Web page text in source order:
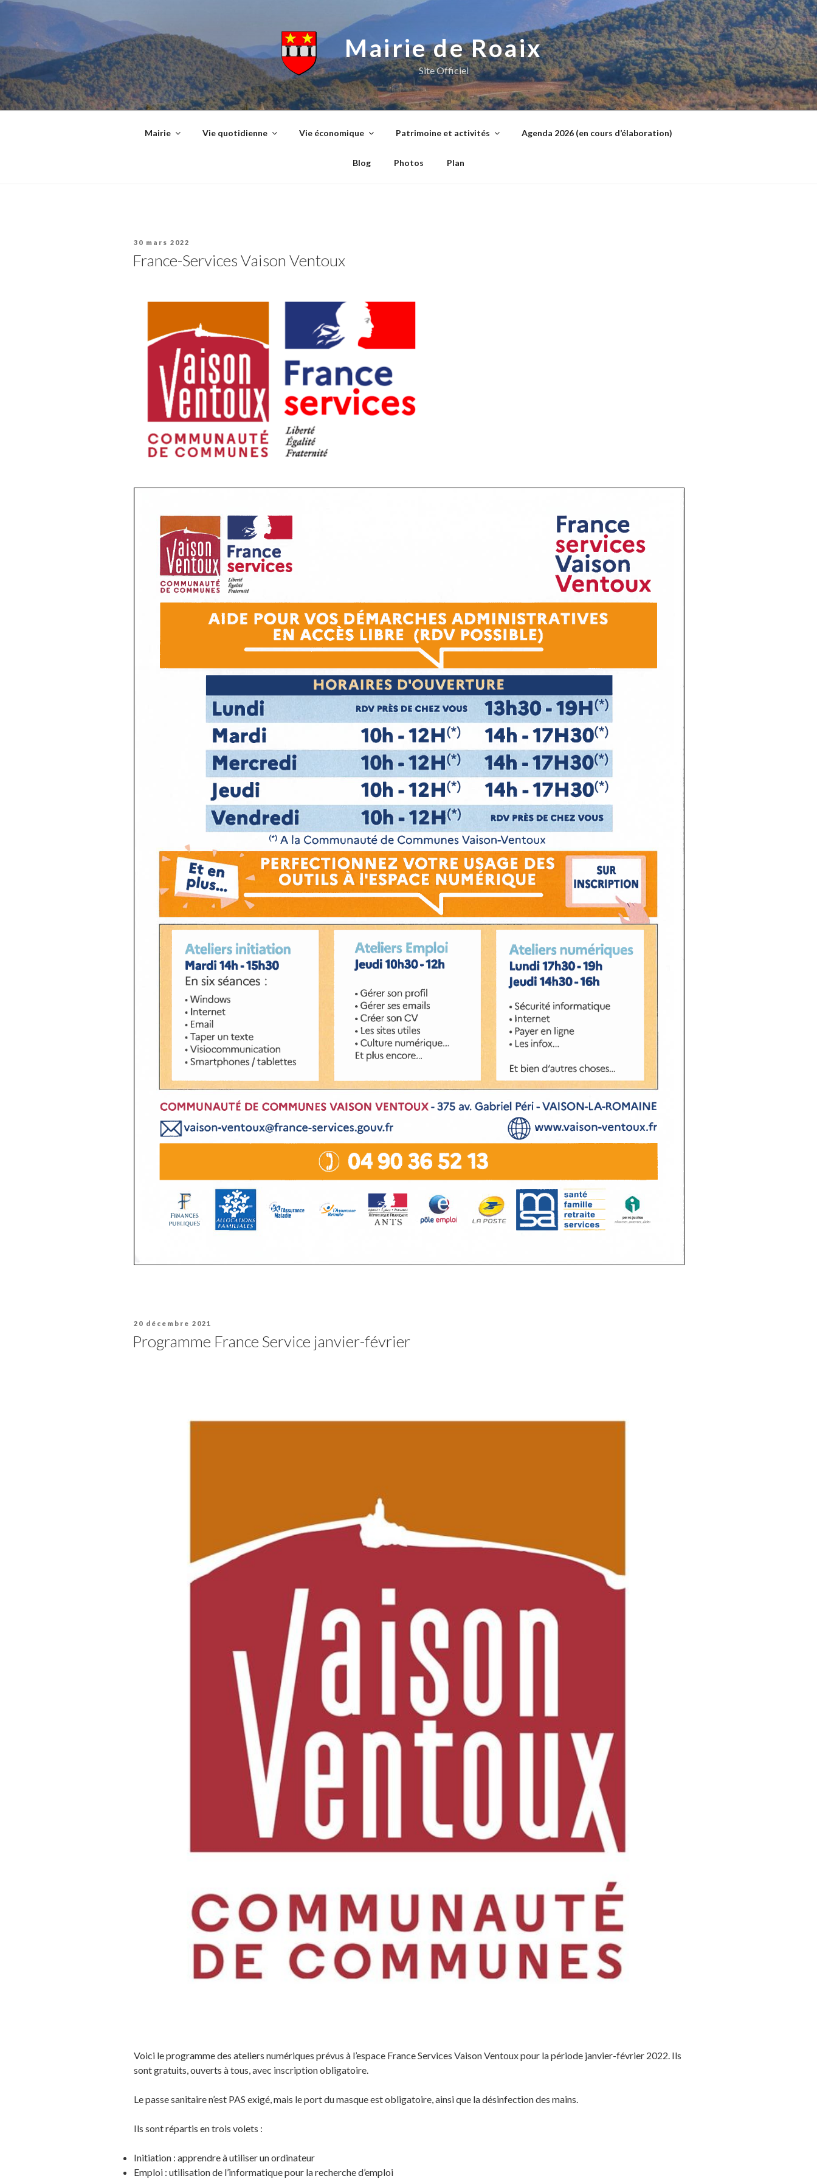
Aller
principal
Mairie de Roaix
Site Officiel
Mairie Vie quotidienne Vie économique Patrimoine et activités Agenda 2026 (en cours d’élaboration)
Blog Photos Plan
Publié
30 mars 2022
France-Services Vaison Ventoux
Publié
20 décembre 2021
Programme France Service janvier-février
Voici le programme des ateliers numériques prévus à l’espace France Services Vaison Ventoux pour la période janvier-février 2022. Ils
sont gratuits, ouverts à tous, avec inscription obligatoire.
Le passe sanitaire n’est PAS exigé, mais le port du masque est obligatoire, ainsi que la désinfection des mains.
Ils sont répartis en trois volets :
Initiation : apprendre à utiliser un ordinateur
Emploi : utilisation de l’informatique pour la recherche d’emploi